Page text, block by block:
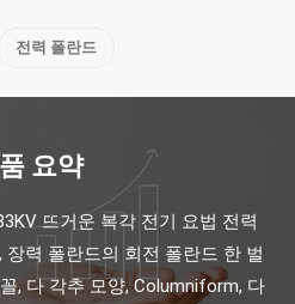
전력 폴란드
요약
뜨거운 복각 전기 요법 전력
력 폴란드의 회전 폴란드 한 벌
, 다 각추 모양, Columniform, 다